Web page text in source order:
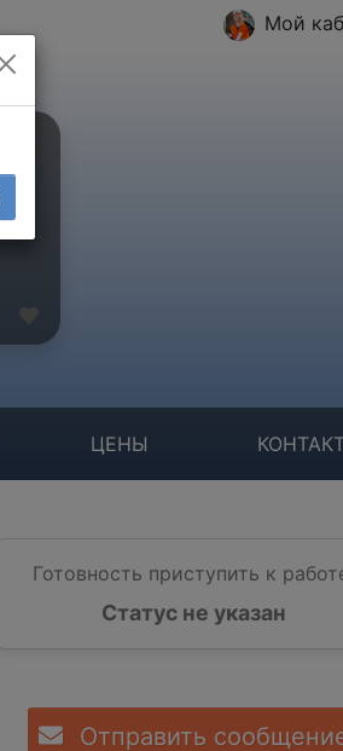
Мой
ЦЕНЫ
Готовность приступить к
Статус не указан
Отправить